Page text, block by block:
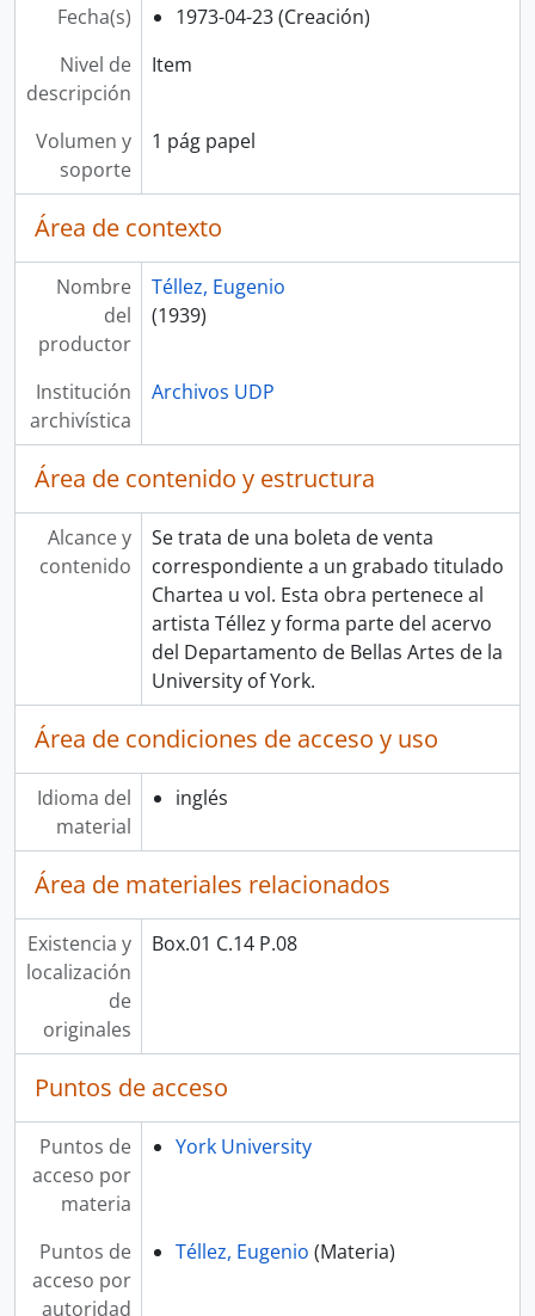
Fecha(s)
1973-04-23 (Creación)
Nivel de
descripción
Item
Volumen y
soporte
1 pág papel
Área de contexto
Nombre
del
productor
Téllez, Eugenio
(1939)
Institución
archivística
Archivos UDP
Área de contenido y estructura
Alcance y
contenido
Se trata de una boleta de venta
correspondiente a un grabado titulado
Chartea u vol. Esta obra pertenece al
artista Téllez y forma parte del acervo
del Departamento de Bellas Artes de la
University of York.
Área de condiciones de acceso y uso
Idioma del
material
inglés
Área de materiales relacionados
Existencia y
localización
de
originales
Box.01 C.14 P.08
Puntos de acceso
Puntos de
acceso por
materia
York University
Puntos de
acceso por
autoridad
Téllez, Eugenio (Materia)